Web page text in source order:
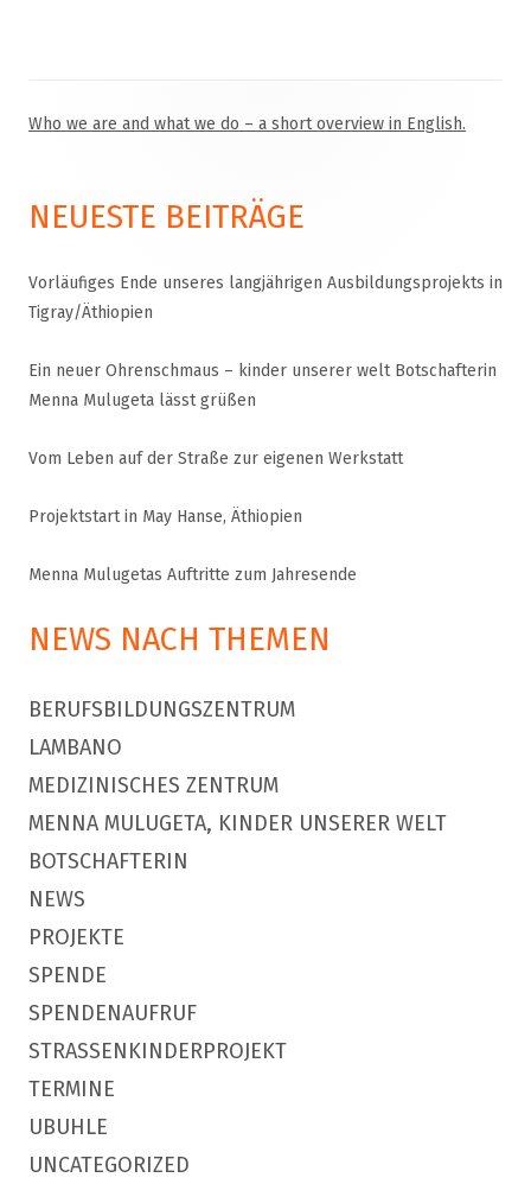
Haupt-
Who we are and what we do – a short overview in English.
NEUESTE BEITRÄGE
Vorläufiges Ende unseres langjährigen Ausbildungsprojekts in
Tigray/Äthiopien
Ein neuer Ohrenschmaus – kinder unserer welt Botschafterin
Menna Mulugeta lässt grüßen
Vom Leben auf der Straße zur eigenen Werkstatt
Projektstart in May Hanse, Äthiopien
Menna Mulugetas Auftritte zum Jahresende
NEWS NACH THEMEN
BERUFSBILDUNGSZENTRUM
LAMBANO
MEDIZINISCHES ZENTRUM
MENNA MULUGETA, KINDER UNSERER WELT
BOTSCHAFTERIN
NEWS
PROJEKTE
SPENDE
SPENDENAUFRUF
STRASSENKINDERPROJEKT
TERMINE
UBUHLE
UNCATEGORIZED